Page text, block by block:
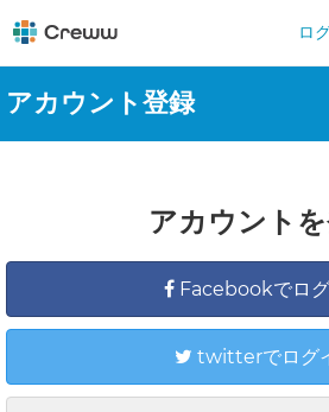
ロ
アカウント登録
アカウント
Facebookでロ
twitterでログ